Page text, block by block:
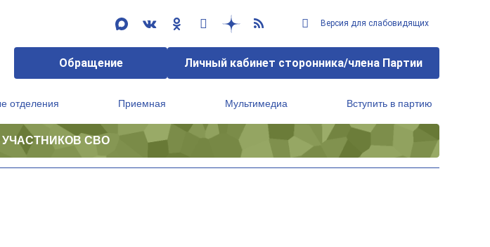
Версия для слабовидящих
Обращение Личный кабинет сторонника/члена Партии
отделения Приемная Мультимедиа Вступить в партию
СВО